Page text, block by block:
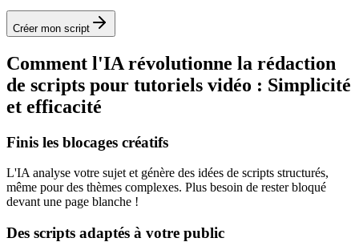
Créer mon script
Comment l'IA révolutionne la rédaction
de scripts pour tutoriels vidéo : Simplicité
et efficacité
Finis les blocages créatifs
L'IA analyse votre sujet et génère des idées de scripts structurés,
même pour des thèmes complexes. Plus besoin de rester bloqué
devant une page blanche !
Des scripts adaptés à votre public